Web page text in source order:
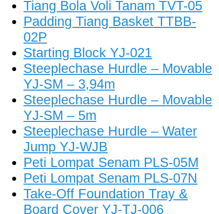
Tiang Bola Voli Tanam TVT-05
Padding Tiang Basket TTBB-
02P
Starting Block YJ-021
Steeplechase Hurdle – Movable
YJ-SM – 3,94m
Steeplechase Hurdle – Movable
YJ-SM – 5m
Steeplechase Hurdle – Water
Jump YJ-WJB
Peti Lompat Senam PLS-05M
Peti Lompat Senam PLS-07N
Take-Off Foundation Tray &
Board Cover YJ-TJ-006